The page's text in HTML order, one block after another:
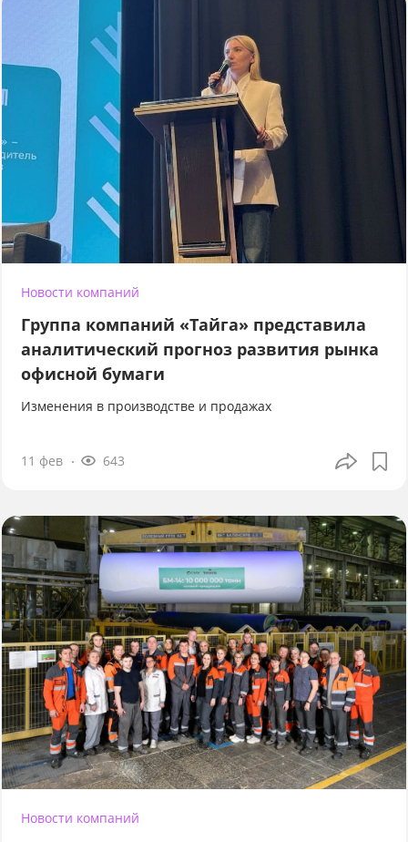
Новости компаний
Группа компаний «Тайга» представила
аналитический прогноз развития рынка
офисной бумаги
Изменения в производстве и продажах
11 фев 643
Новости компаний